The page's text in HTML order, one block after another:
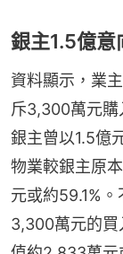
銀主1.5億
資料顯示，業
斥3,300萬元購
銀主曾以1.5億
物業較銀主原
元或約59.1%
3,300萬元的買